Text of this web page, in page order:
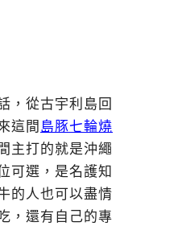
，從古宇利島回
這間 島豚七輪燒
主打的就是沖繩
可選，是名護知
的人也可以盡情
，還有自己的專